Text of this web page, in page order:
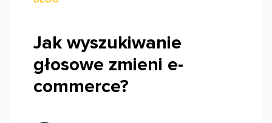
Jak wyszukiwanie
głosowe zmieni e-
commerce?